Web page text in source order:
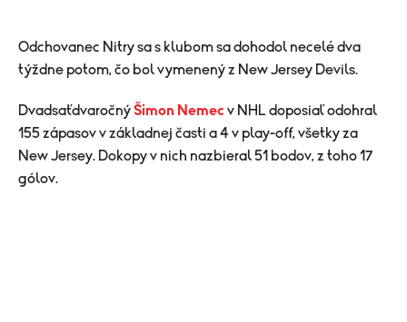
​Odchovanec Nitry sa s klubom sa dohodol necelé dva
týždne potom, čo bol vymenený z New Jersey Devils.
DvadsaťdvaročnýŠimon Nemec v NHL doposiaľ odohral
155 zápasov v základnej časti a 4 v play-off, všetky za
New Jersey. Dokopy v nich nazbieral 51 bodov, z toho 17
gólov.